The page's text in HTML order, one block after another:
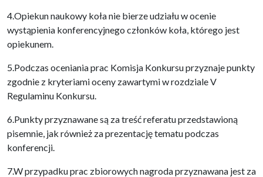
4.Opiekun naukowy koła nie bierze udziału w ocenie
wystąpienia konferencyjnego członków koła, którego jest
opiekunem.
5.Podczas oceniania prac Komisja Konkursu przyznaje punkty
zgodnie z kryteriami oceny zawartymi w rozdziale V
Regulaminu Konkursu.
6.Punkty przyznawane są za treść referatu przedstawioną
pisemnie, jak również za prezentację tematu podczas
konferencji.
7.W przypadku prac zbiorowych nagroda przyznawana jest za